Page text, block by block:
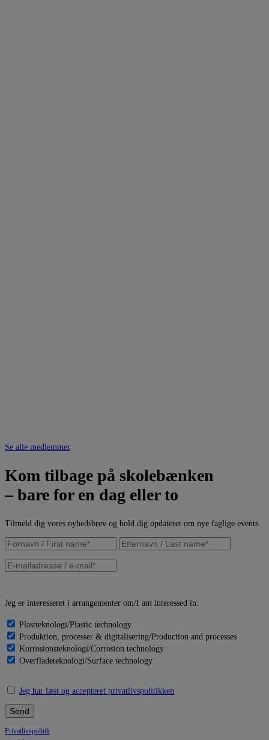
Se alle medlemmer
Kom tilbage på skolebænken
– bare for en dag eller to
Tilmeld dig vores nyhedsbrev og hold dig opdateret om nye faglige events.
Jeg er interesseret i arrangementer om/I am interessed in:
Plastteknologi/Plastic technology
Produktion, processer & digitalisering/Production and processes
Korrosionsteknologi/Corrosion technology
Overfladeteknologi/Surface technology
Jeg har læst og accepteret privatlivspolitikken
Privatlivspolitik